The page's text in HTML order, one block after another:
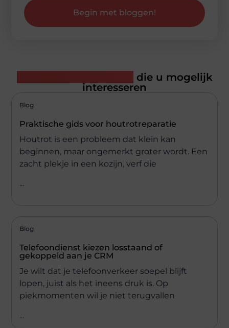
Begin met bloggen!
die u mogelijk
interesseren
Blog
Praktische gids voor houtrotreparatie
Houtrot is een probleem dat klein kan
beginnen, maar ongemerkt groter wordt. Een
zacht plekje in een kozijn, verf die
...
Blog
Telefoondienst kiezen losstaand of
gekoppeld aan je CRM
Je wilt dat je telefoonverkeer soepel blijft
lopen, juist als het ineens druk is. Op
piekmomenten wil je niet terugvallen
...